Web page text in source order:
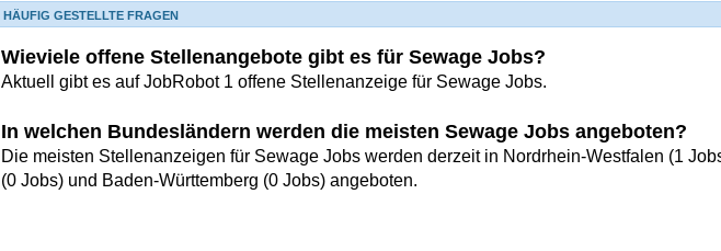
HÄUFIG GESTELLTE FRAGEN
Wieviele offene Stellenangebote gibt es für Sewage Jobs?
Aktuell gibt es auf JobRobot 1 offene Stellenanzeige für Sewage Jobs.
In welchen Bundesländern werden die meisten Sewage Jobs angeboten?
Die meisten Stellenanzeigen für Sewage Jobs werden derzeit in Nordrhein-Westfalen (1
(0 Jobs) und Baden-Württemberg (0 Jobs) angeboten.